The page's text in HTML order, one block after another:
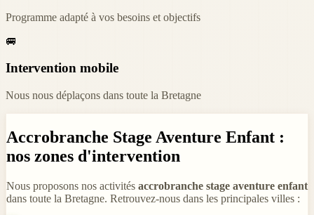
Programme adapté à vos besoins et objectifs
🚐
Intervention mobile
Nous nous déplaçons dans toute la Bretagne
Accrobranche Stage Aventure Enfant :
nos zones d'intervention
Nous proposons nos activités accrobranche stage aventure enfant
dans toute la Bretagne. Retrouvez-nous dans les principales villes :